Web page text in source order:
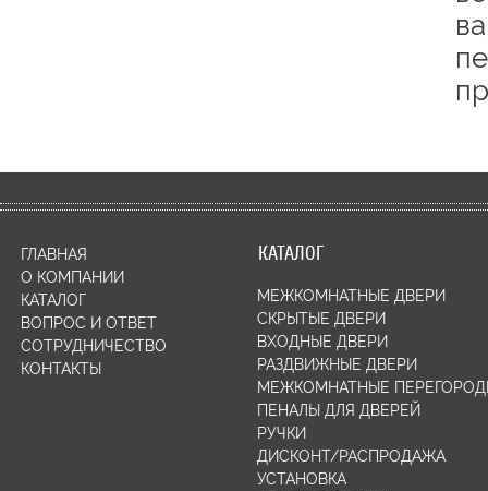
ГЛАВНАЯ
О КОМПАНИИ
КАТАЛОГ
ВОПРОС И ОТВЕТ
СОТРУДНИЧЕСТВО
КОНТАКТЫ
КАТАЛОГ
МЕЖКОМНАТНЫЕ ДВЕРИ
СКРЫТЫЕ ДВЕРИ
ВХОДНЫЕ ДВЕРИ
РАЗДВИЖНЫЕ ДВЕРИ
МЕЖКОМНАТНЫЕ
ПЕНАЛЫ ДЛЯ ДВЕРЕЙ
РУЧКИ
ДИСКОНТ/РАСПРОДАЖА
УСТАНОВКА